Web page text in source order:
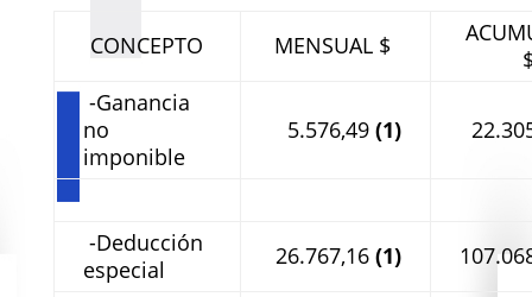
CONCEPTO MENSUAL $
-Ganancia
no
imponible
5.576,49 (1)
-Deducción
especial
26.767,16 (1)